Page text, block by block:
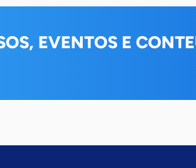
EVENTOS E